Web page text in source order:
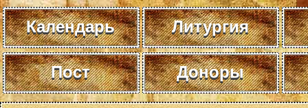
Календарь Литургия
Пост Доноры